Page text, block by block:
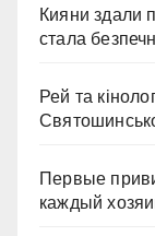
Кияни здали
стала
Рей та
Первые
каждый